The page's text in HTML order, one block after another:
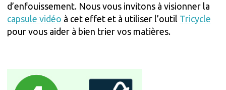
d’enfouissement. Nous vous invitons à visionner la
capsule vidéo à cet effet et à utiliser l’outil Tricycle
pour vous aider à bien trier vos matières.